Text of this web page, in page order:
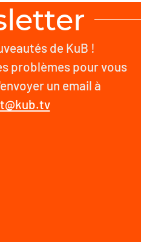
de KuB !
problèmes pour vous
un email à